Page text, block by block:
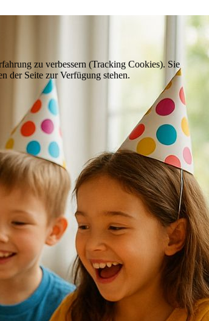
zu verbessern (Tracking Cookies). Sie
der Seite zur Verfügung stehen.